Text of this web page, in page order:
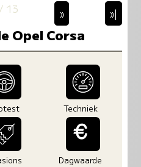
13 » »|
Opel Corsa
Techniek
Dagwaarde